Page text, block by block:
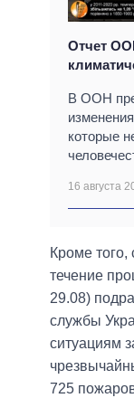
Отчет
В ООН
которые
16 августа
Кроме того,
течение
29.08)
службы
ситуациям
725